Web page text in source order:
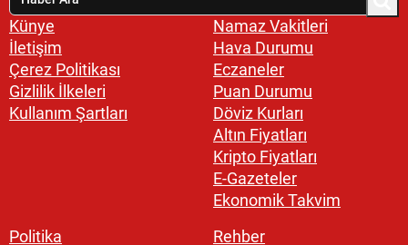
Künye
İletişim
Çerez Politikası
Gizlilik İlkeleri
Kullanım Şartları
Namaz Vakitleri
Hava Durumu
Eczaneler
Puan Durumu
Döviz Kurları
Altın Fiyatları
Kripto Fiyatları
E-Gazeteler
Ekonomik Takvim
Politika
Rehber